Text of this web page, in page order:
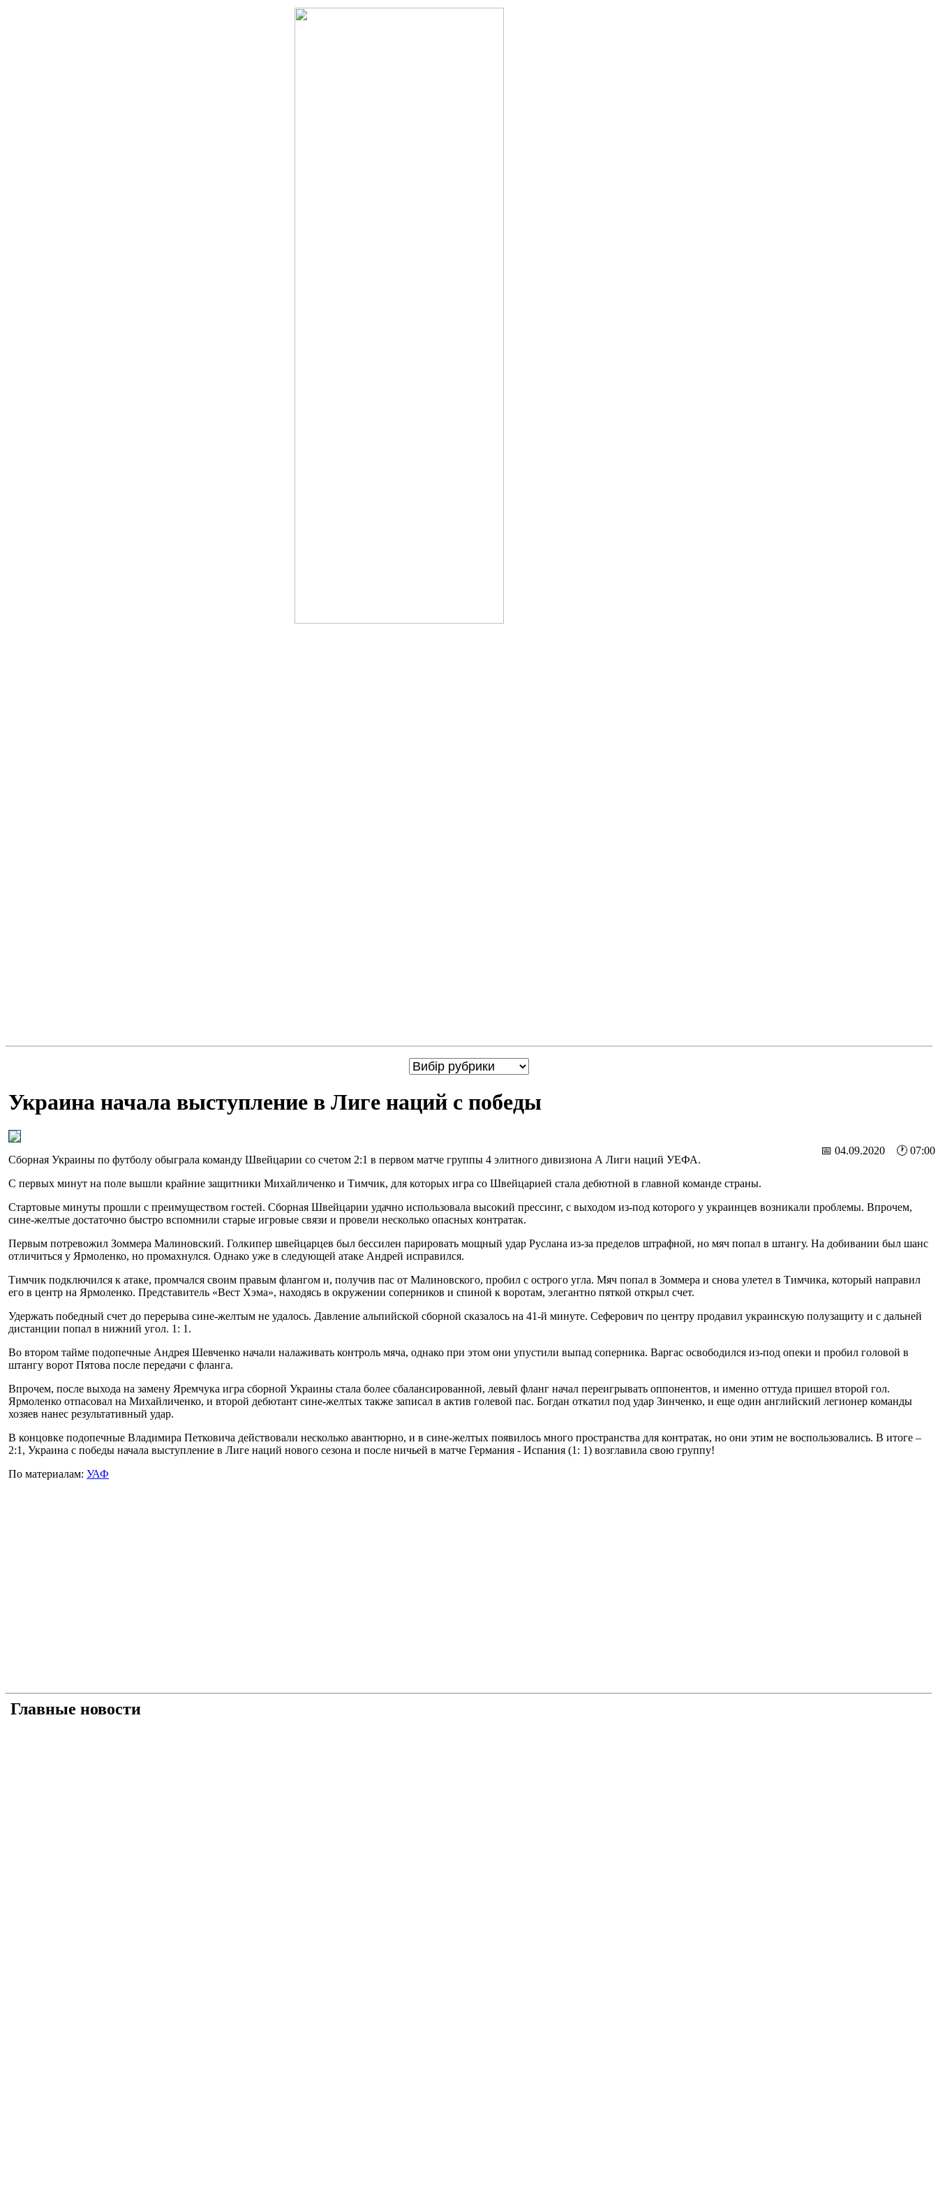
Украина начала выступление в Лиге наций с победы
📅 04.09.2020 🕐 07:00
Сборная Украины по футболу обыграла команду Швейцарии со счетом 2:1 в первом матче группы 4 элитного дивизиона А Лиги наций УЕФА.
С первых минут на поле вышли крайние защитники Михайличенко и Тимчик, для которых игра со Швейцарией стала дебютной в главной команде страны.
Стартовые минуты прошли с преимуществом гостей. Сборная Швейцарии удачно использовала высокий прессинг, с выходом из-под которого у украинцев возникали проблемы. Впрочем,
сине-желтые достаточно быстро вспомнили старые игровые связи и провели несколько опасных контратак.
Первым потревожил Зоммера Малиновский. Голкипер швейцарцев был бессилен парировать мощный удар Руслана из-за пределов штрафной, но мяч попал в штангу. На добивании был шанс
отличиться у Ярмоленко, но промахнулся. Однако уже в следующей атаке Андрей исправился.
Тимчик подключился к атаке, промчался своим правым флангом и, получив пас от Малиновского, пробил с острого угла. Мяч попал в Зоммера и снова улетел в Тимчика, который направил
его в центр на Ярмоленко. Представитель «Вест Хэма», находясь в окружении соперников и спиной к воротам, элегантно пяткой открыл счет.
Удержать победный счет до перерыва сине-желтым не удалось. Давление альпийской сборной сказалось на 41-й минуте. Сеферович по центру продавил украинскую полузащиту и с дальней
дистанции попал в нижний угол. 1: 1.
Во втором тайме подопечные Андрея Шевченко начали налаживать контроль мяча, однако при этом они упустили выпад соперника. Варгас освободился из-под опеки и пробил головой в
штангу ворот Пятова после передачи с фланга.
Впрочем, после выхода на замену Яремчука игра сборной Украины стала более сбалансированной, левый фланг начал переигрывать оппонентов, и именно оттуда пришел второй гол.
Ярмоленко отпасовал на Михайличенко, и второй дебютант сине-желтых также записал в актив голевой пас. Богдан откатил под удар Зинченко, и еще один английский легионер команды
хозяев нанес результативный удар.
В концовке подопечные Владимира Петковича действовали несколько авантюрно, и в сине-желтых появилось много пространства для контратак, но они этим не воспользовались. В итоге –
2:1, Украина с победы начала выступление в Лиге наций нового сезона и после ничьей в матче Германия - Испания (1: 1) возглавила свою группу!
По материалам: УАФ
Главные новости